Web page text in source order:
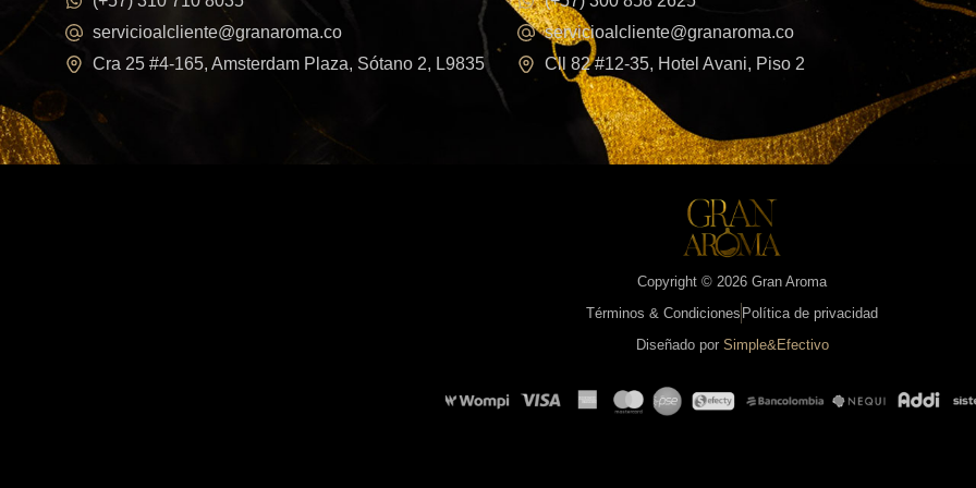
servicioalcliente@granaroma.co
Cra 25 #4-165, Amsterdam Plaza, Sótano 2, L9835
servicioalcliente@granaroma.co
Cll 82 #12-35, Hotel Avani, Piso 2
Copyright © 2026 Gran Aroma
Términos & Condiciones Política de privacidad
Diseñado por Simple&Efectivo